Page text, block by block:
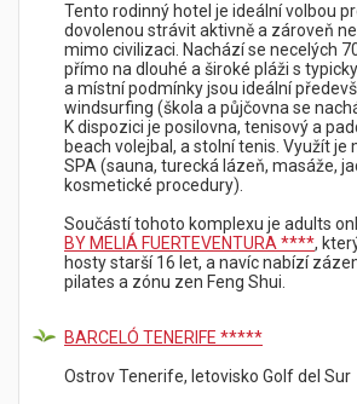
Tento rodinný hotel je ideální volbou
dovolenou strávit aktivně a zároveň
mimo civilizaci. Nachází se necelých
přímo na dlouhé a široké pláži s
a místní podmínky jsou ideální
windsurfing (škola a půjčovna se
K dispozici je posilovna, tenisový a
beach volejbal, a stolní tenis. Využít je
SPA (sauna, turecká lázeň, masáže,
kosmetické procedury).
Součástí tohoto komplexu je adults
BY MELIÁ FUERTEVENTURA ****,
hosty starší 16 let, a navíc nabízí
pilates a zónu zen Feng Shui.
BARCELÓ TENERIFE *****
Ostrov Tenerife, letovisko Golf del Sur